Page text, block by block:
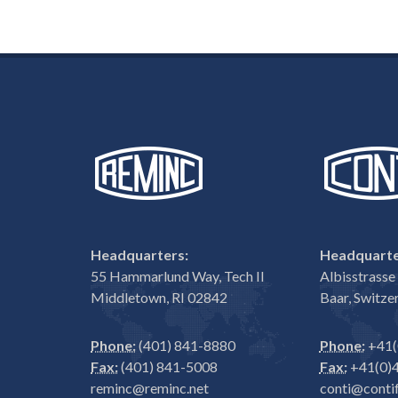
Headquarters:
55 Hammarlund Way, Tech II
Middletown, RI 02842
Phone:(401) 841-8880
Fax:(401) 841-5008
reminc@reminc.net
Baar,
Phone:
Fax: